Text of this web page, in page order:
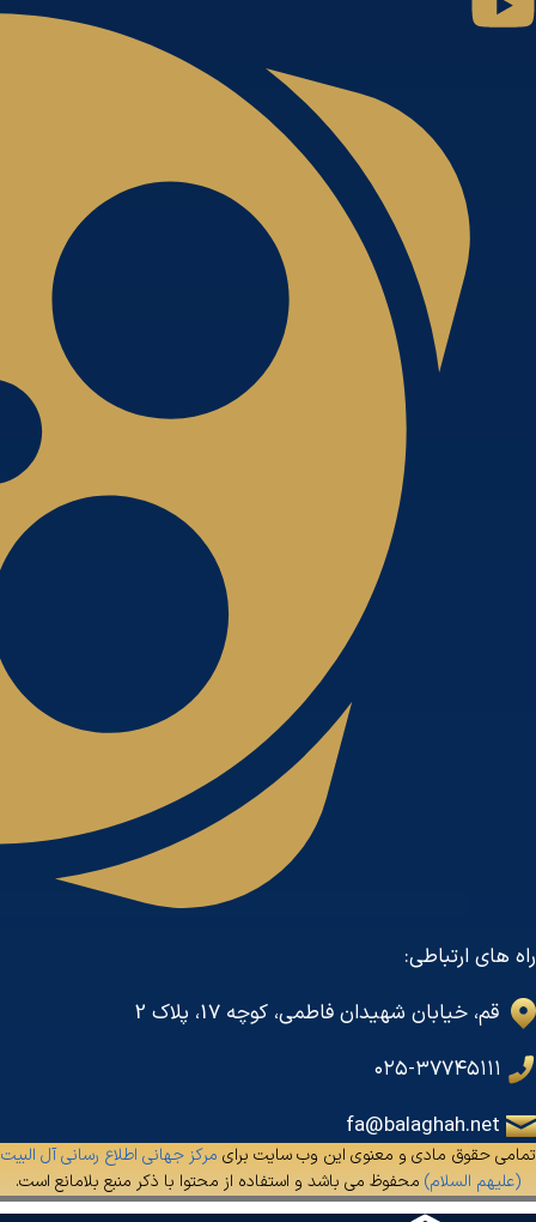
راه های ارتباطی:
قم، خیابان شهیدان فاطمی، کوچه 17، پلاک 2
fa@balaghah.net
تمامی حقوق مادی و معنوی این وب سایت برای مرکز جهانی اطلاع رسانی آل البیت
(علیهم السلام) محفوظ می باشد و استفاده از محتوا با ذکر منبع بلامانع است.